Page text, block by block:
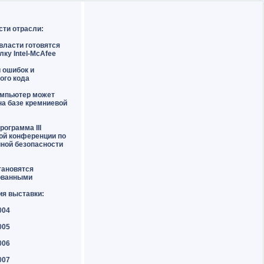
отрасли:
готовятся
Intel-McAfee
ошибок и
кода
может
базе кремниевой
III
конференции по
безопасности
выставки: